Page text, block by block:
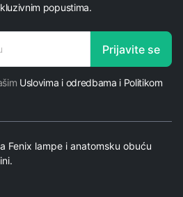
popustima.
Prijavite se
Uslovima i odredbama i Politikom
Fenix lampe i anatomsku obuću